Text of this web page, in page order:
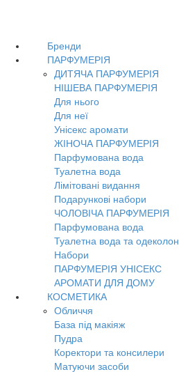
Бренди
ПАРФУМЕРІЯ
ДИТЯЧА ПАРФУМЕРІЯ
НІШЕВА ПАРФУМЕРІЯ
Для нього
Для неї
Унісекс аромати
ЖІНОЧА ПАРФУМЕРІЯ
Парфумована вода
Туалетна вода
Лімітовані видання
Подарункові набори
ЧОЛОВІЧА ПАРФУМЕРІЯ
Парфумована вода
Туалетна вода та одеколон
Набори
ПАРФУМЕРІЯ УНІСЕКС
АРОМАТИ ДЛЯ ДОМУ
КОСМЕТИКА
Обличчя
База під макіяж
Пудра
Коректори та консилери
Матуючи засоби